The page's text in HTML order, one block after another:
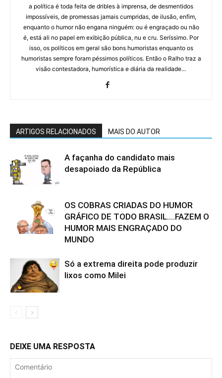
a política é toda feita de dribles à imprensa, de desmentidos
impossíveis, de promessas jamais cumpridas, de ilusão, enfim,
enquanto o humor não engana ninguém: ou é engraçado ou não
é, está ali no papel em exibição pública, nu e cru. Seríssimo. Por
isso, os políticos em geral são bons humoristas enquanto os
humoristas sempre foram péssimos políticos. Então o Ralho traz a
visão contestadora, humorística e diária da realidade…
ARTIGOS RELACIONADOS MAIS DO AUTOR
A façanha do candidato mais
desapoiado da República
OS COBRAS CRIADAS DO HUMOR
GRÁFICO DE TODO BRASIL….FAZEM O
HUMOR MAIS ENGRAÇADO DO
MUNDO
Só a extrema direita pode produzir
lixos como Milei
DEIXE UMA RESPOSTA